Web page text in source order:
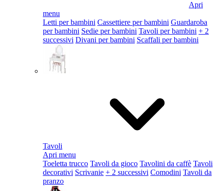
Apri
menu
Letti per bambini Cassettiere per bambini Guardaroba
per bambini Sedie per bambini Tavoli per bambini + 2
successivi Divani per bambini Scaffali per bambini
Tavoli
Apri menu
Toeletta trucco Tavoli da gioco Tavolini da caffè Tavoli
decorativi Scrivanie + 2 successivi Comodini Tavoli da
pranzo